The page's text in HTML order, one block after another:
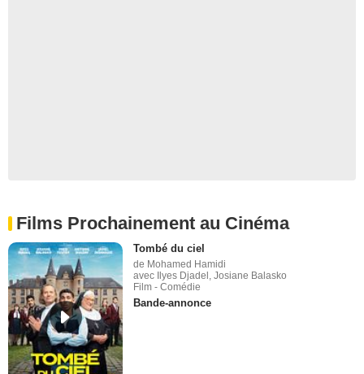
Films Prochainement au Cinéma
Tombé du ciel
de Mohamed Hamidi
avec Ilyes Djadel, Josiane Balasko
Film - Comédie
Bande-annonce